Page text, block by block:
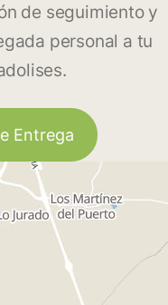
de seguimiento y
personal a tu
Entrega